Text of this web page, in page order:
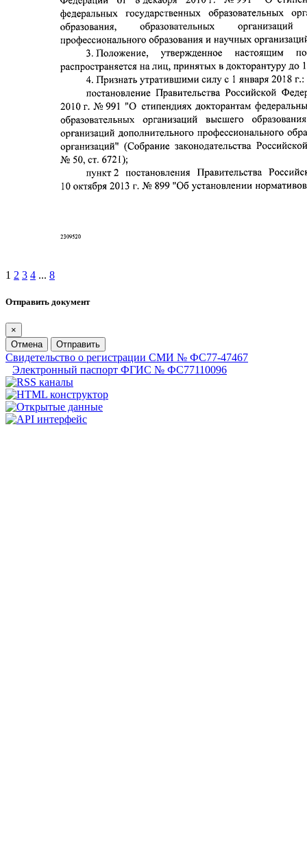
1 2 3 4 ... 8
Отправить документ
×
Отмена
Отправить
Свидетельство о регистрации СМИ № ФС77-47467
Электронный паспорт ФГИС № ФС77110096